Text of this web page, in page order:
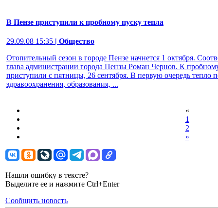
В Пензе приступили к пробному пуску тепла
29.09.08 15:35 | Общество
Отопительный сезон в городе Пензе начнется 1 октября.
глава администрации города Пензы Роман Чернов. К
приступили с пятницы, 26 сентября. В первую очередь тепло
здравоохранения, образования, ...
«
1
2
»
Нашли ошибку в тексте?
Выделите ее и нажмите Ctrl+Enter
Сообщить новость